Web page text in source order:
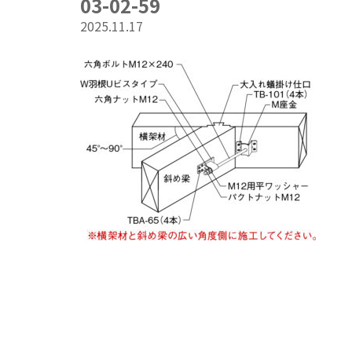
2025.11.17